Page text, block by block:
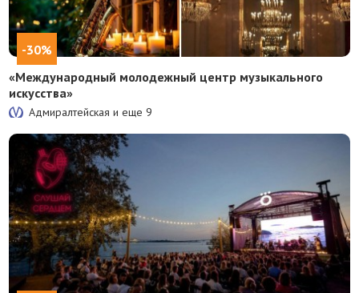
-30%
«Международный молодежный центр музыкального
искусства»
Адмиралтейская и еще 9